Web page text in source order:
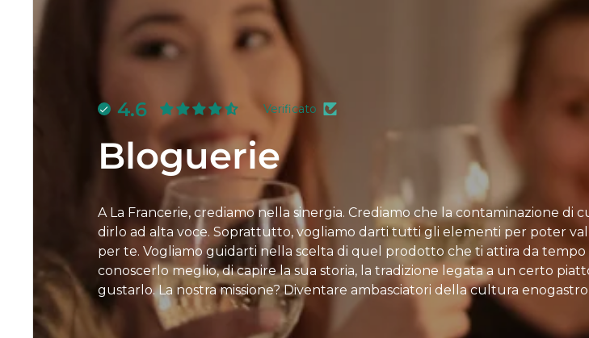
4.6 Verificato
Bloguerie
A La Francerie, crediamo nella sinergia. Crediamo che la contaminazione
dirlo ad alta voce. Soprattutto, vogliamo darti tutti gli elementi per poter
per te. Vogliamo guidarti nella scelta di quel prodotto che ti attira da
conoscerlo meglio, di capire la sua storia, la tradizione legata a un certo
gustarlo. La nostra missione? Diventare ambasciatori della cultura